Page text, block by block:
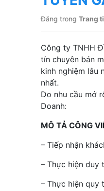
Đăng trong Trang
Công ty TNHH
tín chuyên bán
kinh nghiệm lâu
nhất.
Do nhu cầu mở
Doanh:
MÔ TẢ CÔNG
– Tiếp nhận
– Thực hiện duy
– Thực hiện quy